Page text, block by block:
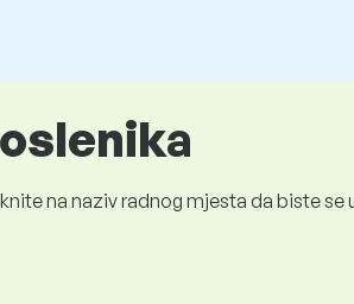
na naziv radnog mjesta da biste